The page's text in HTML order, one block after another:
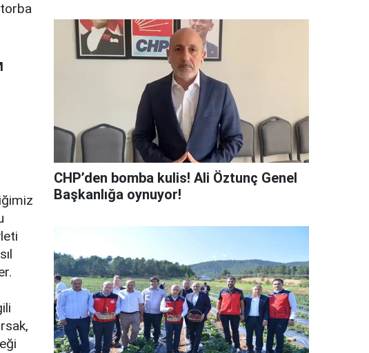
CHP’den bomba kulis! Ali Öztunç Genel
Başkanlığa oynuyor!